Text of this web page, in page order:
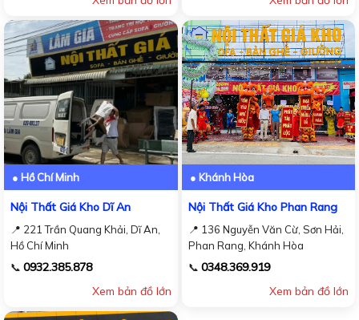
● Hồ Chí Minh
Nội Thất Giá Kho Dĩ An
📍 221 Trần Quang Khải, Dĩ An,
Hồ Chí Minh
📞 0932.385.878
Xem bản đồ lớn
● Khánh Hòa
Nội Thất Giá Kho Phan Rang
📍 136 Nguyễn Văn Cừ, Sơn Hải,
Phan Rang, Khánh Hòa
📞 0348.369.919
Xem bản đồ lớn